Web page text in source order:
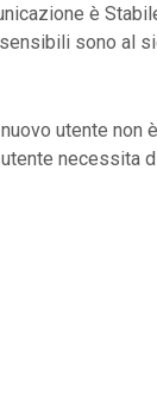
è
sono al
utente non è
necessita